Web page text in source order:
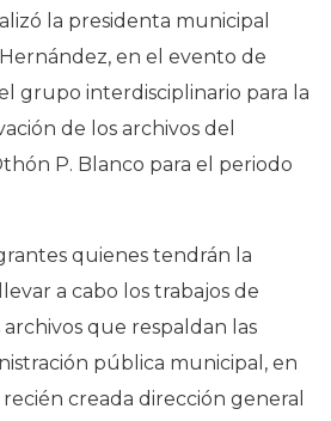
la presidenta municipal
en el evento de
grupo interdisciplinario para la
de los archivos del
P. Blanco para el periodo
quienes tendrán la
a cabo los trabajos de
que respaldan las
pública municipal, en
creada dirección general